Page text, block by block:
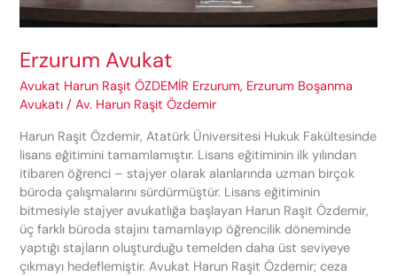
Erzurum Avukat
Avukat Harun Raşit ÖZDEMİR Erzurum, Erzurum Boşanma
Avukatı /Av. Harun Raşit Özdemir
Harun Raşit Özdemir, Atatürk Üniversitesi Hukuk Fakültesinde
lisans eğitimini tamamlamıştır. Lisans eğitiminin ilk yılından
itibaren öğrenci – stajyer olarak alanlarında uzman birçok
büroda çalışmalarını sürdürmüştür. Lisans eğitiminin
bitmesiyle stajyer avukatlığa başlayan Harun Raşit Özdemir,
üç farklı büroda stajını tamamlayıp öğrencilik döneminde
yaptığı stajların oluşturduğu temelden daha üst seviyeye
çıkmayı hedeflemiştir. Avukat Harun Raşit Özdemir; ceza